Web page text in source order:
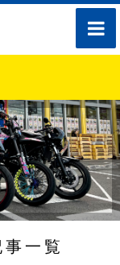
toggle
一覧